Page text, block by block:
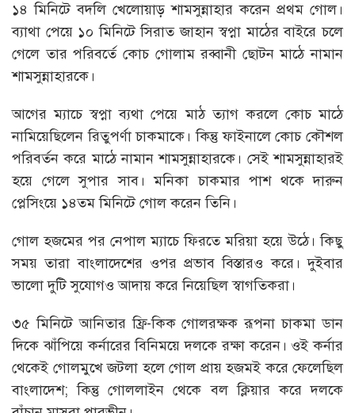
১৪ মিনিটে বদলি খেলোয়াড় শামসুন্নাহার করেন প্রথম গোল।
ব্যাথা পেয়ে ১০ মিনিটে সিরাত জাহান স্বপ্না মাঠের বাইরে চলে
গেলে তার পরিবর্তে কোচ গোলাম রব্বানী ছোটন মাঠে নামান
শামসুন্নাহারকে।
আগের ম্যাচে স্বপ্না ব্যথা পেয়ে মাঠ ত্যাগ করলে কোচ মাঠে
নামিয়েছিলেন রিতুপর্ণা চাকমাকে। কিন্তু ফাইনালে কোচ কৌশল
পরিবর্তন করে মাঠে নামান শামসুন্নাহারকে। সেই শামসুন্নাহারই
হয়ে গেলে সুপার সাব। মনিকা চাকমার পাশ থকে দারুন
প্লেসিংয়ে ১৪তম মিনিটে গোল করেন তিনি।
গোল হজমের পর নেপাল ম্যাচে ফিরতে মরিয়া হয়ে উঠে। কিছু
সময় তারা বাংলাদেশের ওপর প্রভাব বিস্তারও করে। দুইবার
ভালো দুটি সুযোগও আদায় করে নিয়েছিল স্বাগতিকরা।
৩৫ মিনিটে আনিতার ফ্রি-কিক গোলরক্ষক রূপনা চাকমা ডান
দিকে ঝাঁপিয়ে কর্নারের বিনিময়ে দলকে রক্ষা করেন। ওই কর্নার
থেকেই গোলমুখে জটলা হলে গোল প্রায় হজমই করে ফেলেছিল
বাংলাদেশ; কিন্তু গোললাইন থেকে বল ক্লিয়ার করে দলকে